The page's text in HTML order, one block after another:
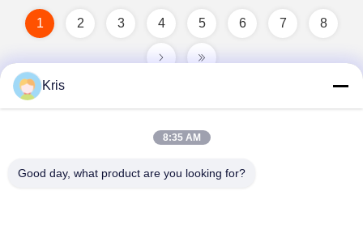
1 2 3 4 5 6 7 8
Kris
8:35 AM
Good day, what product are you looking for?